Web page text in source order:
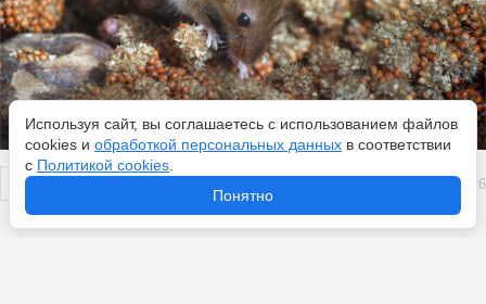
Перейти 6 августа 2026
Используя сайт, вы соглашаетесь с использованием файлов
cookies и обработкой персональных данных в соответствии
с Политикой cookies
Понятно